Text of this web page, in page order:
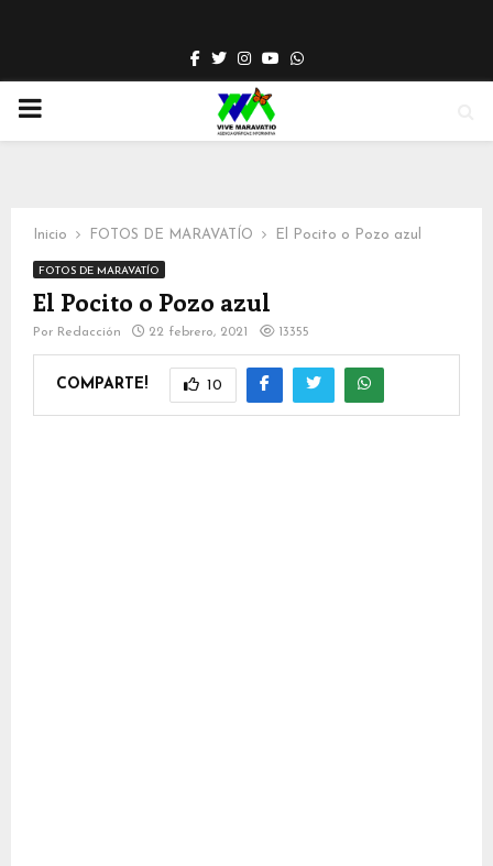
Facebook
TwitterInstagram
YoutubeWhatsapp
PRIMARY
Inicio FOTOS DE MARAVATÍO El Pocito o Pozo azul
FOTOS DE MARAVATÍO
El Pocito o Pozo azul
Por Redacción 22 febrero, 2021 13355
COMPARTE! 10